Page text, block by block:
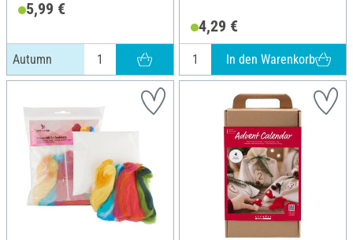
5,99 €
Autumn
4,29 €
In den Warenkorb